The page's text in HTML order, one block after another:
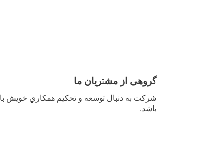
گروهی از مشتریان ما
شرکت به دنبال توسعه و تحکيم همکاري خويش
باشد.